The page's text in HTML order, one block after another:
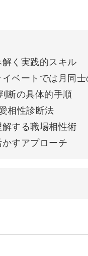
が見えて、新しい
はありません。
けられるのが、占星
についても占うこと
く実践的スキル
ベートでは月同
断の具体的手順
相性診断法
する職場相性術
すアプローチ